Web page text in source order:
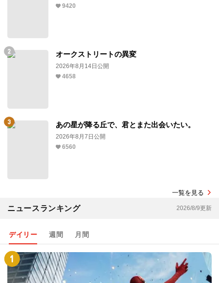
9420
オークストリートの異変
2026年8月14日公開
4658
あの星が降る丘で、君とまた出会いたい。
2026年8月7日公開
6560
一覧を見る
ニュースランキング 2026/8/9更新
デイリー 週間 月間